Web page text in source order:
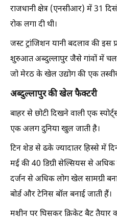
राजधानी क्षेत्र (एनसीआर) में 31
रोक लगा दी थी।
जस्ट ट्रांजिशन यानी बदलाव की इस
शुरुआत अब्दुल्लापुर जैसे गांवों में चल
जो मेरठ के खेल उद्योग की एक
अब्दुल्लापुर की खेल फैक्टरी
बाहर से छोटी दिखने वाली एक
एक अलग दुनिया खुल जाती है।
टिन शेड से ढके ज्यादातर हिस्से में
मई की 40 डिग्री सेल्सियस से
दर्जन से अधिक लोग खेल सामग्री
बोर्ड और टेनिस बॉल बनाई जाती हैं।
मशीन पर घिसकर क्रिकेट बैट तैयार